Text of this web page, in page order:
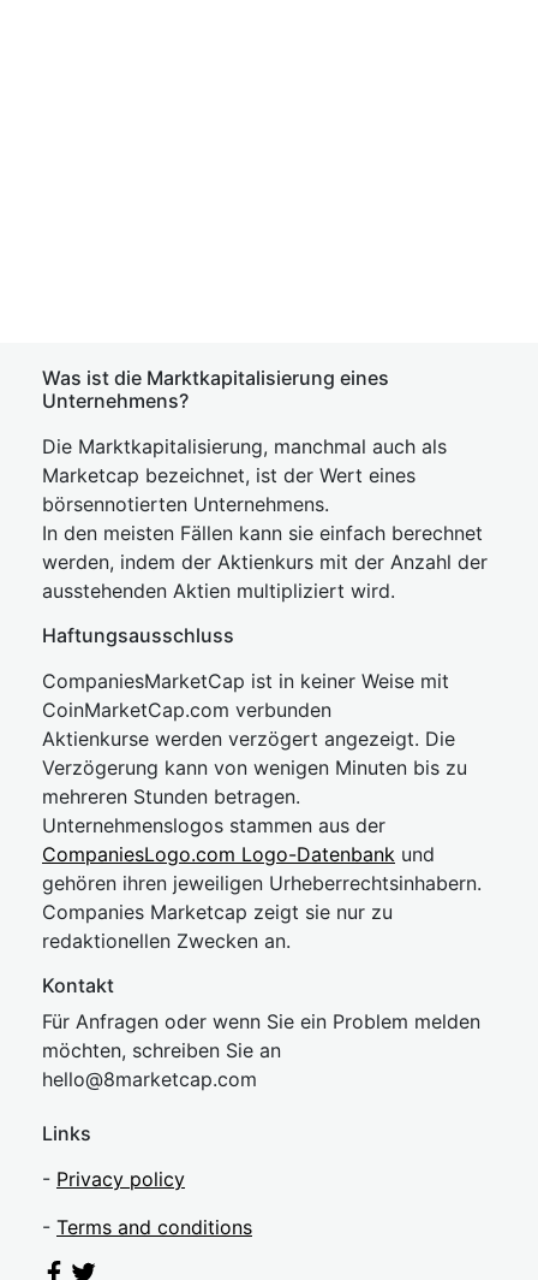
Was ist die Marktkapitalisierung eines
Unternehmens?
Die Marktkapitalisierung, manchmal auch als
Marketcap bezeichnet, ist der Wert eines
börsennotierten Unternehmens.
In den meisten Fällen kann sie einfach berechnet
werden, indem der Aktienkurs mit der Anzahl der
ausstehenden Aktien multipliziert wird.
Haftungsausschluss
CompaniesMarketCap ist in keiner Weise mit
CoinMarketCap.com verbunden
Aktienkurse werden verzögert angezeigt. Die
Verzögerung kann von wenigen Minuten bis zu
mehreren Stunden betragen.
Unternehmenslogos stammen aus der
CompaniesLogo.com Logo-Datenbank und
gehören ihren jeweiligen Urheberrechtsinhabern.
Companies Marketcap zeigt sie nur zu
redaktionellen Zwecken an.
Kontakt
Für Anfragen oder wenn Sie ein Problem melden
möchten, schreiben Sie an
hello@8marketcap.com
Links
- Privacy policy
- Terms and conditions